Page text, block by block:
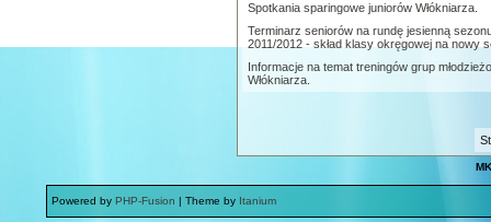
Spotkania sparingowe juniorów Włókniarza.
Terminarz seniorów na rundę jesienną
2011/2012 - skład klasy okręgowej na nowy
Informacje na temat treningów grup
Włókniarza.
Powered by PHP-Fusion | Theme by Itanium